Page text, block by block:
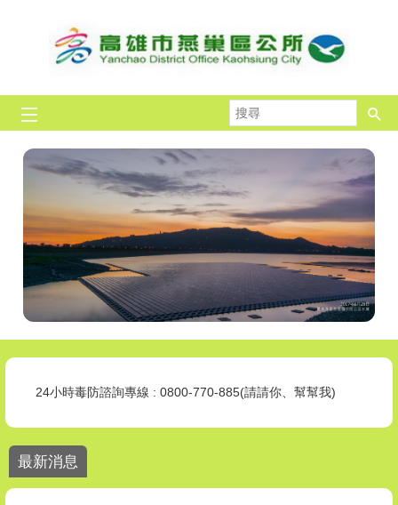
尋
拒毒，我挺你!全民作伙來!
1. 電池回收3”要” 安全又環保！、2. 點亮綠生活 生活更環保 燈管
燕巢區公所各課室分機號碼請至【機關介紹】-【課室職掌及電話
最新消息